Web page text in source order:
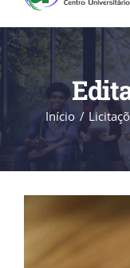
Início
Larger
Image